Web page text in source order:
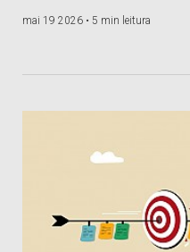
mai 19 2026 • 5 min leitura